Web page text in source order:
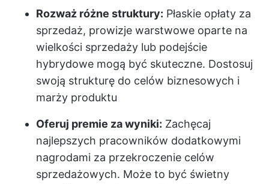
Rozważ różne struktury: Płaskie opłaty za
sprzedaż, prowizje warstwowe oparte na
wielkości sprzedaży lub podejście
hybrydowe mogą być skuteczne. Dostosuj
swoją strukturę do celów biznesowych i
marży produktu
Oferuj premie za wyniki: Zachęcaj
najlepszych pracowników dodatkowymi
nagrodami za przekroczenie celów
sprzedażowych. Może to być świetny